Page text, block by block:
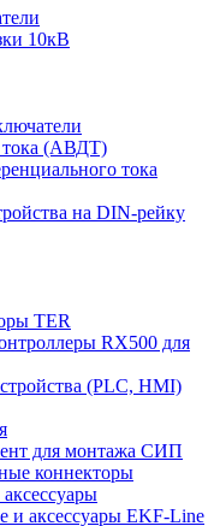
10кВ
тока (АВДТ)
тока
на DIN-рейку
TER
RX500 для
(PLC, HMI)
для монтажа СИП
коннекторы
и аксессуары EKF-Line